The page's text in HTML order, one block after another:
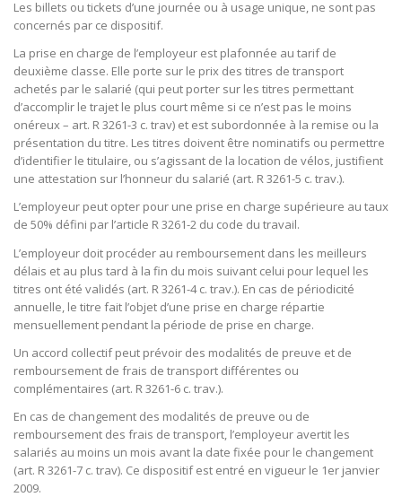
Les billets ou tickets d’une journée ou à usage unique, ne sont pas
concernés par ce dispositif.
La prise en charge de l’employeur est plafonnée au tarif de
deuxième classe. Elle porte sur le prix des titres de transport
achetés par le salarié (qui peut porter sur les titres permettant
d’accomplir le trajet le plus court même si ce n’est pas le moins
onéreux – art. R 3261-3 c. trav) et est subordonnée à la remise ou la
présentation du titre. Les titres doivent être nominatifs ou permettre
d’identifier le titulaire, ou s’agissant de la location de vélos, justifient
une attestation sur l’honneur du salarié (art. R 3261-5 c. trav.).
L’employeur peut opter pour une prise en charge supérieure au taux
de 50% défini par l’article R 3261-2 du code du travail.
L’employeur doit procéder au remboursement dans les meilleurs
délais et au plus tard à la fin du mois suivant celui pour lequel les
titres ont été validés (art. R 3261-4 c. trav.). En cas de périodicité
annuelle, le titre fait l’objet d’une prise en charge répartie
mensuellement pendant la période de prise en charge.
Un accord collectif peut prévoir des modalités de preuve et de
remboursement de frais de transport différentes ou
complémentaires (art. R 3261-6 c. trav.).
En cas de changement des modalités de preuve ou de
remboursement des frais de transport, l’employeur avertit les
salariés au moins un mois avant la date fixée pour le changement
(art. R 3261-7 c. trav). Ce dispositif est entré en vigueur le 1er janvier
2009.